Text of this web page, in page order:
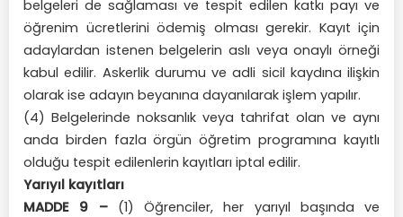
belgeleri de sağlaması ve tespit edilen katkı payı ve
öğrenim ücretlerini ödemiş olması gerekir. Kayıt için
adaylardan istenen belgelerin aslı veya onaylı örneği
kabul edilir. Askerlik durumu ve adli sicil kaydına ilişkin
olarak ise adayın beyanına dayanılarak işlem yapılır.
(4) Belgelerinde noksanlık veya tahrifat olan ve aynı
anda birden fazla örgün öğretim programına kayıtlı
olduğu tespit edilenlerin kayıtları iptal edilir.
Yarıyıl kayıtları
MADDE 9 –(1) Öğrenciler, her yarıyıl başında ve